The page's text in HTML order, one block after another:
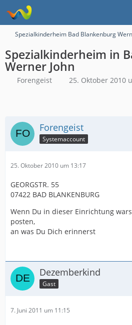
Spezialkinderheim Bad Blankenburg
Spezialkinderheim in
Werner John
Forengeist 25. Oktober 2010
Forengeist
Systemaccount
25. Oktober 2010 um 13:17
GEORGSTR. 55
07422 BAD BLANKENBURG
Wenn Du in dieser Einrichtung
posten,
an was Du Dich erinnerst
Dezemberkind
Gast
7. Juni 2011 um 11:15